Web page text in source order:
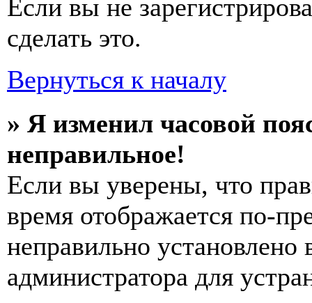
Если вы не
сделать это.
Вернуться к началу
» Я изменил часовой
неправильное!
Если вы уверены, что
время отображается по-
неправильно установлено
администратора для